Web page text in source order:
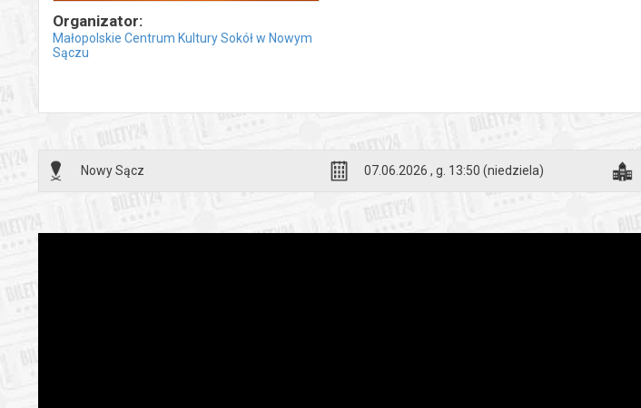
Organizator:
Małopolskie Centrum Kultury Sokół w Nowym
Sączu
Nowy Sącz 07.06.2026 , g. 13:50 (niedziela)